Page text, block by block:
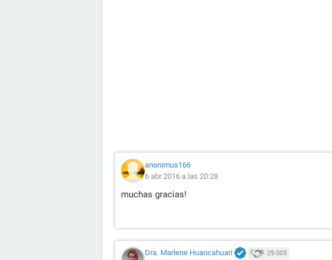
anonimus166
6 abr 2016 a las 20:28
muchas gracias!
Dra. Marlene Huancahuari 29.005